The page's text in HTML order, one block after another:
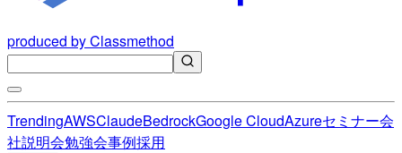
produced by Classmethod
TrendingAWSClaudeBedrockGoogle CloudAzureセミナー会
社説明会勉強会事例採用